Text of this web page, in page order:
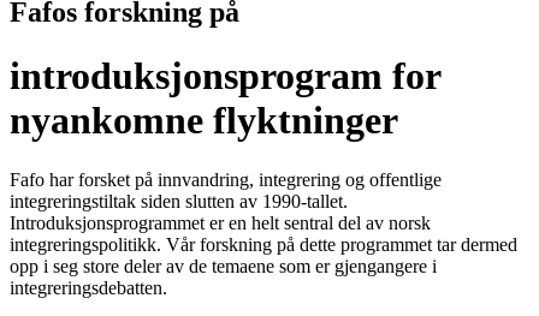
Fafos forskning på
introduksjonsprogram for
nyankomne flyktninger
Fafo har forsket på innvandring, integrering og offentlige
integreringstiltak siden slutten av 1990-tallet.
Introduksjonsprogrammet er en helt sentral del av norsk
integreringspolitikk. Vår forskning på dette programmet tar dermed
opp i seg store deler av de temaene som er gjengangere i
integreringsdebatten.